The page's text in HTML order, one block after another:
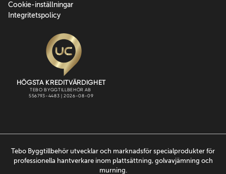
Cookie-inställningar
Integritetspolicy
Tebo Byggtillbehör utvecklar och marknadsför specialprodukter för
professionella hantverkare inom plattsättning, golvavjämning och
murning.